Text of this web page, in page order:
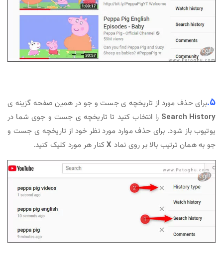
5. برای حذف مورد از تاریخچه ی جست و جو در همین صفحه گزینه ی
Search History را انتخاب کنید تا تاریخچه ی جست و جوی شما در
یوتیوب باز شود. برای حذف موارد مورد نظر خود از تاریخچه ی جست و
جو به همان ترتیب بالا بر روی نماد Xکنار هر مورد کلیک کنید.